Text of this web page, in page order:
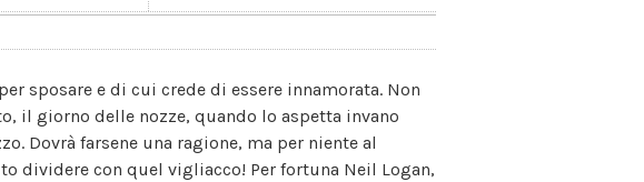
sposare e di cui crede di essere innamorata. Non
il giorno delle nozze, quando lo aspetta invano
Dovrà farsene una ragione, ma per niente al
dividere con quel vigliacco! Per fortuna Neil Logan,